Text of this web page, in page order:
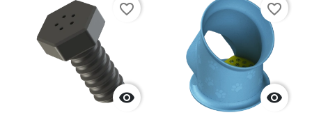

favorite_border

favorite_border